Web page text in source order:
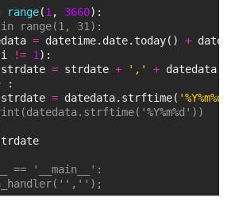
range(1 , 3660):
range(1, 31):
= datetime.date.today() +
!= 1 ):
= strdate + ',' +
:
= datedata.strftime( '%Y%m%d'
== '__main__':